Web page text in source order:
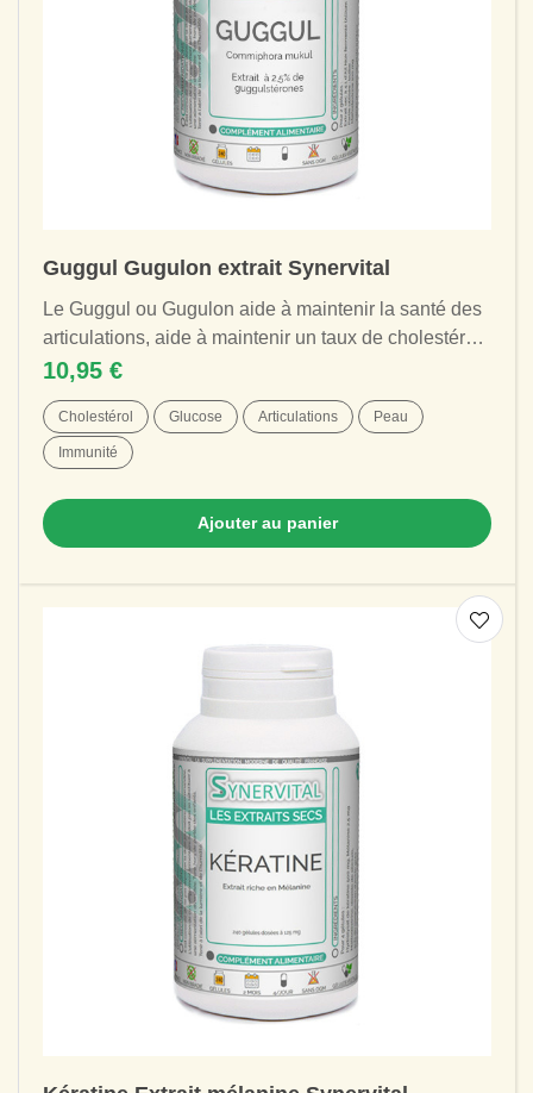
Guggul Gugulon extrait Synervital
Le Guggul ou Gugulon aide à maintenir la santé des
articulations, aide à maintenir un taux de cholestérol
sain et un taux normal de...
10,95 €
Cholestérol Glucose Articulations Peau
Immunité
Ajouter au panier